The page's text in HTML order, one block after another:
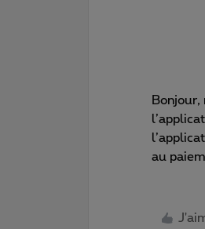
Bonjour,
au